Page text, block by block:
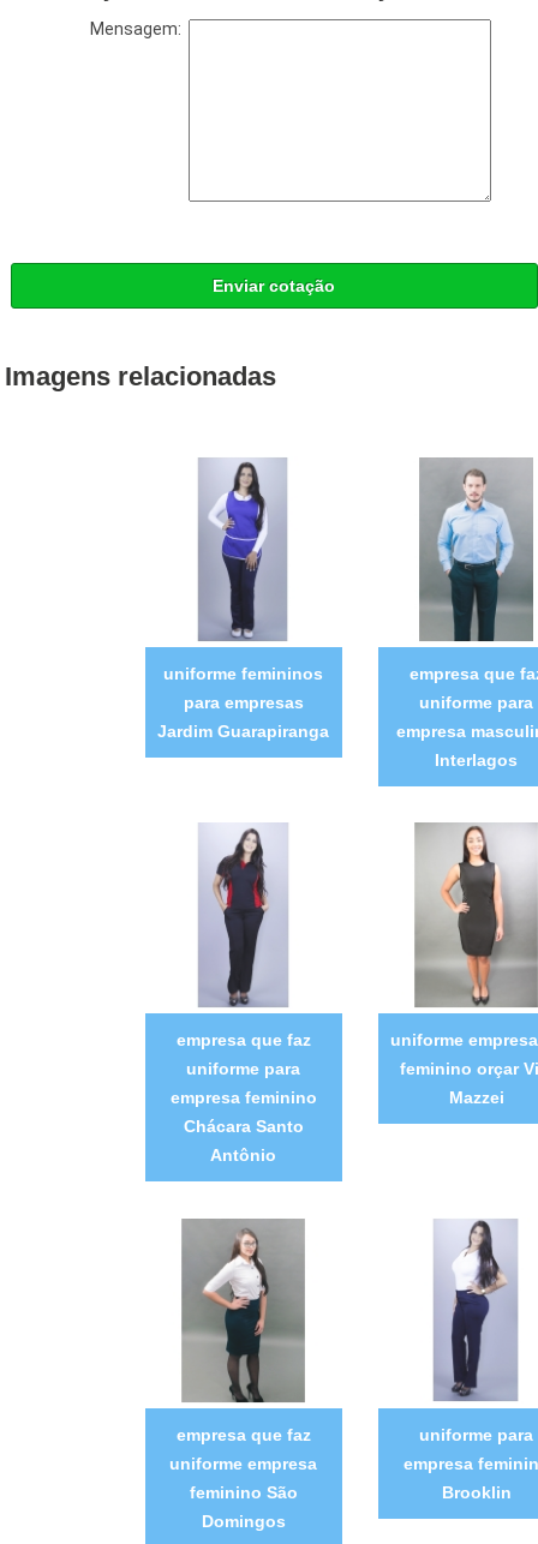
Mensagem:
Enviar cotação
Imagens relacionadas
uniforme femininos
para empresas
Jardim Guarapiranga
empresa que
uniforme para
empresa
Interlagos
empresa que faz
uniforme para
empresa feminino
Chácara Santo
Antônio
uniforme
feminino orçar
Mazzei
empresa que faz
uniforme empresa
feminino São
Domingos
uniforme para
empresa
Brooklin